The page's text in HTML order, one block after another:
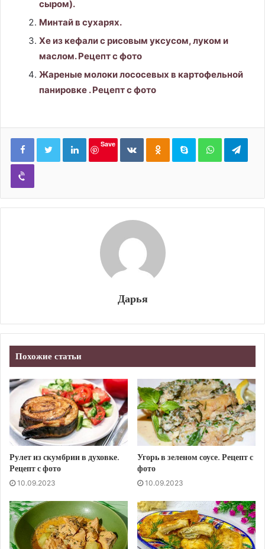
сыром).
Минтай в сухарях.
Хе из кефали с рисовым уксусом, луком и
маслом. Рецепт с фото
Жареные молоки лососевых в картофельной
панировке . Рецепт с фото
LinkedIn
Save
ВконтактеОдноклассники
Skype WhatsApp
Viber
Дарья
Похожие статьи
Рулет из скумбрии в духовке.
Рецепт с фото
10.09.2023
Угорь в зеленом соусе. Рецепт с
фото
10.09.2023